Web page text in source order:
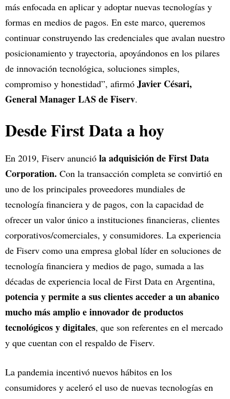
más enfocada en aplicar y adoptar nuevas tecnologías y
formas en medios de pagos. En este marco, queremos
continuar construyendo las credenciales que avalan nuestro
posicionamiento y trayectoria, apoyándonos en los pilares
de innovación tecnológica, soluciones simples,
compromiso y honestidad”, afirmó Javier Césari,
General Manager LAS de Fiserv.
Desde First Data a hoy
En 2019, Fiserv anunció la adquisición de First Data
Corporation. Con la transacción completa se convirtió en
uno de los principales proveedores mundiales de
tecnología financiera y de pagos, con la capacidad de
ofrecer un valor único a instituciones financieras, clientes
corporativos/comerciales, y consumidores. La experiencia
de Fiserv como una empresa global líder en soluciones de
tecnología financiera y medios de pago, sumada a las
décadas de experiencia local de First Data en Argentina,
potencia y permite a sus clientes acceder a un abanico
mucho más amplio e innovador de productos
tecnológicos y digitales, que son referentes en el mercado
y que cuentan con el respaldo de Fiserv.
La pandemia incentivó nuevos hábitos en los
consumidores y aceleró el uso de nuevas tecnologías en